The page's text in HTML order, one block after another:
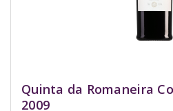
Quinta da Romaneira
2009